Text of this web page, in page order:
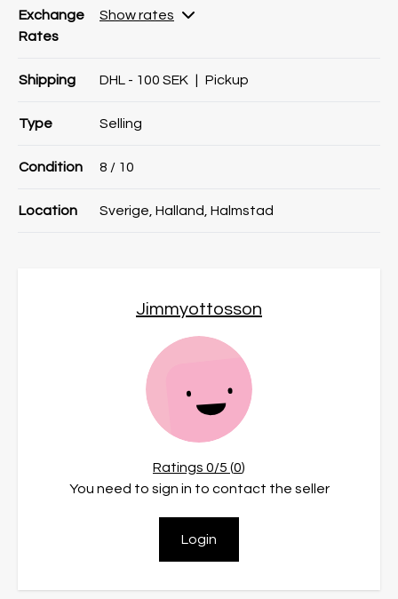
Exchange
Rates
Show rates
Shipping DHL - 100 SEK Pickup
Type Selling
Condition 8 / 10
Location Sverige, Halland, Halmstad
Jimmyottosson
Ratings 0/5 (0)
You need to sign in to contact the seller
Login